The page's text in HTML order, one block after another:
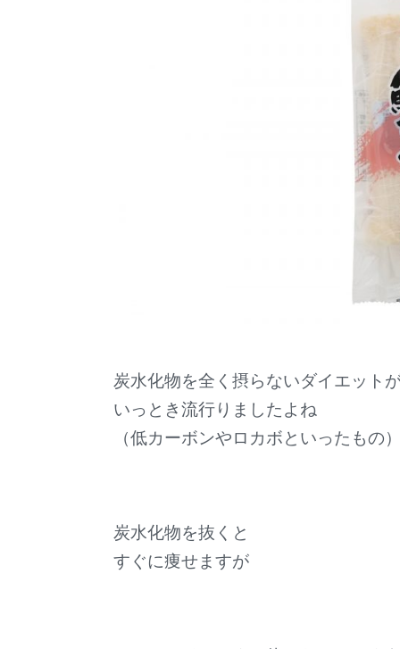
炭水化物を全く摂らないダイエット
いっとき流行りましたよね
（低カーボンやロカボといったもの
炭水化物を抜くと
すぐに痩せますが